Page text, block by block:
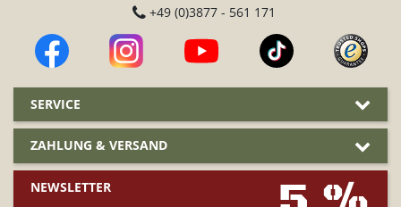
+49 (0)3877 - 561 171
SERVICE
ZAHLUNG & VERSAND
NEWSLETTER